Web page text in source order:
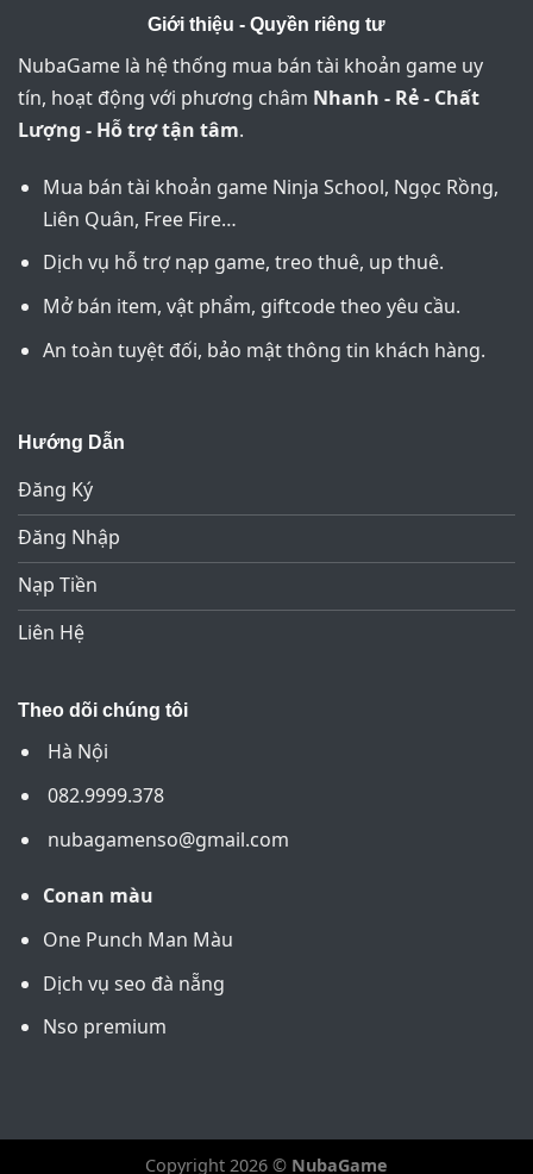
Giới thiệu - Quyền riêng tư
NubaGame là hệ thống mua bán tài khoản game uy
tín, hoạt động với phương châm Nhanh - Rẻ - Chất
Lượng - Hỗ trợ tận tâm.
Mua bán tài khoản game Ninja School, Ngọc Rồng,
Liên Quân, Free Fire…
Dịch vụ hỗ trợ nạp game, treo thuê, up thuê.
Mở bán item, vật phẩm, giftcode theo yêu cầu.
An toàn tuyệt đối, bảo mật thông tin khách hàng.
Hướng Dẫn
Đăng Ký
Đăng Nhập
Nạp Tiền
Liên Hệ
Theo dõi chúng tôi
Hà Nội
082.9999.378
nubagamenso@gmail.com
Conan màu
One Punch Man Màu
Dịch vụ seo đà nẵng
Nso premium
Copyright 2026 © NubaGame